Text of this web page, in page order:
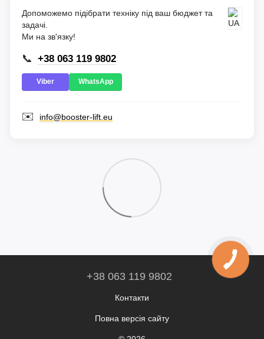
Допоможемо підібрати техніку під ваш бюджет та
задачі.
Ми на зв'язку!
📞 +38 063 119 9802
Viber WhatsApp
✉️ info@booster-lift.eu
+38 063 119 9802
Контакти
Повна версія сайту